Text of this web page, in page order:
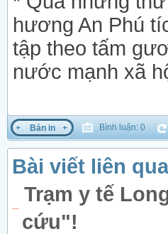
hương An Phú
tập theo tấm
nước mạnh xã
Bản in Bình luận: 0
Bài viết liên
Trạm y tế
cứu"!